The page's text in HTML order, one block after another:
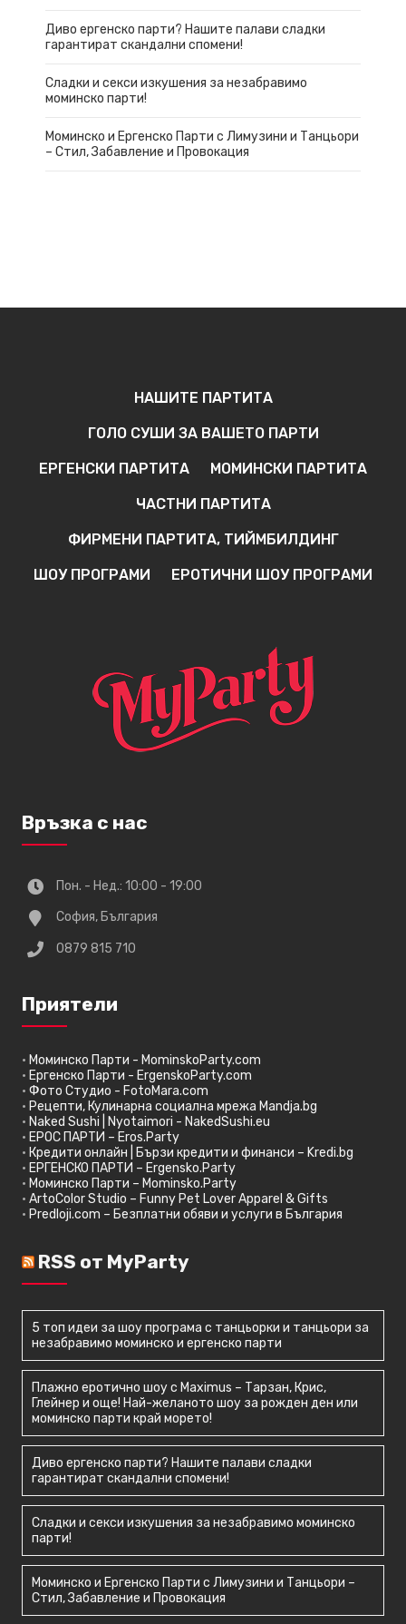
Диво ергенско парти? Нашите палави сладки
гарантират скандални спомени!
Сладки и секси изкушения за незабравимо
моминско парти!
Моминско и Ергенско Парти с Лимузини и Танцьори
– Стил, Забавление и Провокация
НАШИТЕ ПАРТИТА
ГОЛО СУШИ ЗА ВАШЕТО ПАРТИ
ЕРГЕНСКИ ПАРТИТА МОМИНСКИ ПАРТИТА
ЧАСТНИ ПАРТИТА
ФИРМЕНИ ПАРТИТА, ТИЙМБИЛДИНГ
ШОУ ПРОГРАМИ ЕРОТИЧНИ ШОУ ПРОГРАМИ
Връзка с нас
Пон. - Нед.: 10:00 - 19:00
София, България
0879 815 710
Приятели
• Моминско Парти - MominskoParty.com
• Ергенско Парти - ErgenskoParty.com
•Фото Студио - FotoMara.com
• Рецепти, Кулинарна социална мрежа Mandja.bg
• Naked Sushi | Nyotaimori - NakedSushi.eu
• ЕРОС ПАРТИ – Eros.Party
• Кредити онлайн | Бързи кредити и финанси – Kredi.bg
• ЕРГЕНСКО ПАРТИ – Ergensko.Party
• Моминско Парти – Mominsko.Party
•ArtoColor Studio – Funny Pet Lover Apparel & Gifts
• Predloji.com – Безплатни обяви и услуги в България
RSS от MyParty
5 топ идеи за шоу програма с танцьорки и танцьори за
незабравимо моминско и ергенско парти
Плажно еротично шоу с Maximus – Тарзан, Крис,
Глейнер и още! Най-желаното шоу за рожден ден или
моминско парти край морето!
Диво ергенско парти? Нашите палави сладки
гарантират скандални спомени!
Сладки и секси изкушения за незабравимо моминско
парти!
Моминско и Ергенско Парти с Лимузини и Танцьори –
Стил, Забавление и Провокация